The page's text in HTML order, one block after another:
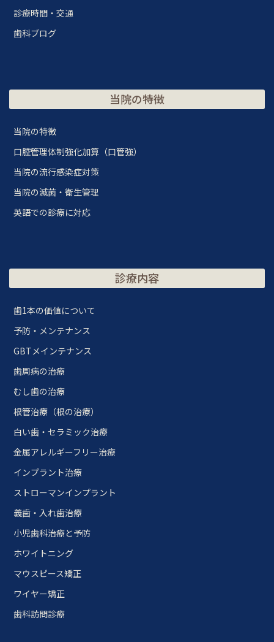
診療時間・交通
歯科ブログ
当院の特徴
当院の特徴
口腔管理体制強化加算（口管強）
当院の流行感染症対策
当院の滅菌・衛生管理
英語での診療に対応
診療内容
歯1本の価値について
予防・メンテナンス
GBTメインテナンス
歯周病の治療
むし歯の治療
根管治療（根の治療）
白い歯・セラミック治療
金属アレルギーフリー治療
インプラント治療
ストローマンインプラント
義歯・入れ歯治療
小児歯科治療と予防
ホワイトニング
マウスピース矯正
ワイヤー矯正
歯科訪問診療